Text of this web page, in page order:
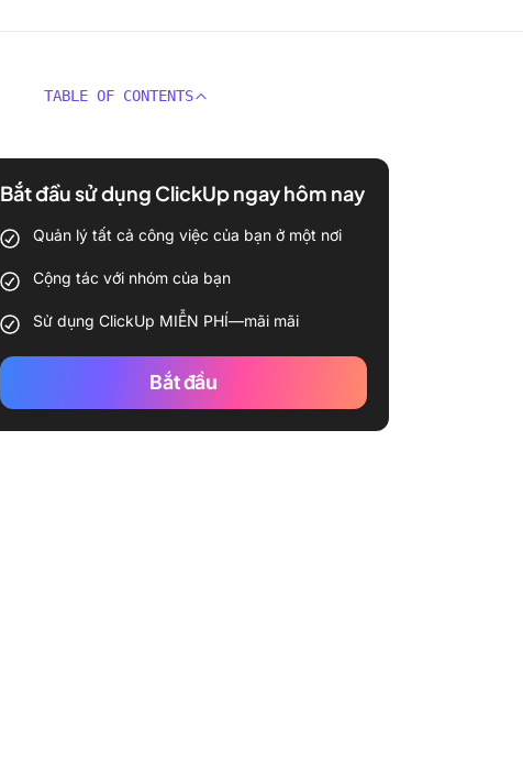
TABLE OF CONTENTS
Bắt đầu sử dụng ClickUp ngay hôm nay
Quản lý tất cả công việc của bạn ở một nơi
Cộng tác với nhóm của bạn
Sử dụng ClickUp MIỄN PHÍ—mãi mãi
Bắt đầu